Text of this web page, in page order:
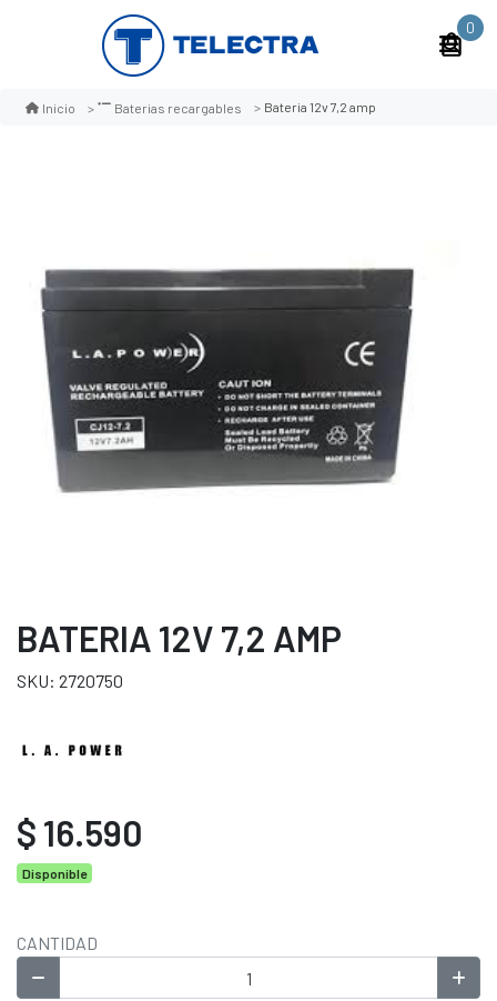
0
Inicio Baterias recargables Bateria 12v 7,2 amp
BATERIA 12V 7,2 AMP
SKU: 2720750
$ 16.590
Disponible
CANTIDAD